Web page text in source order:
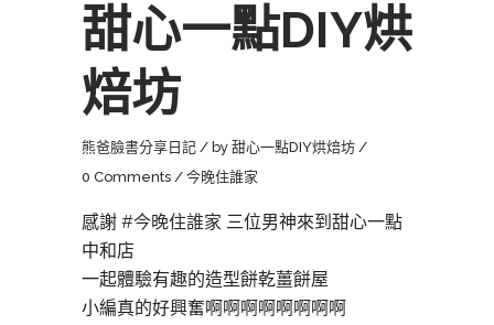
甜心一點DIY烘
焙坊
熊爸臉書分享日記 by 甜心一點DIY烘焙坊
0 Comments
今晚住誰家
感謝 #今晚住誰家 三位男神來到甜心一點
中和店
一起體驗有趣的造型餅乾薑餅屋
小編真的好興奮啊啊啊啊啊啊啊啊